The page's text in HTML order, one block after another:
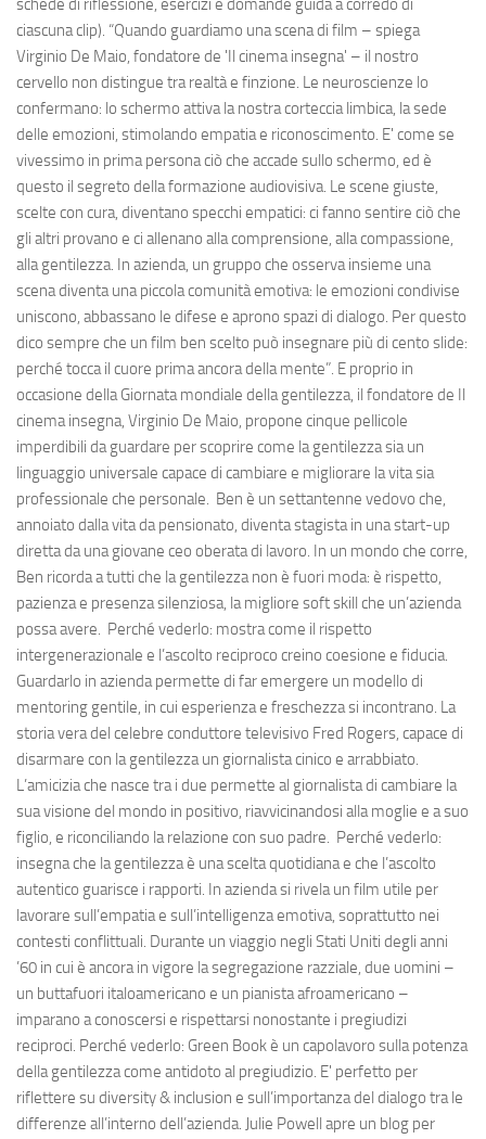
schede di riflessione, esercizi e domande guida a corredo di
ciascuna clip). “Quando guardiamo una scena di film – spiega
Virginio De Maio, fondatore de 'Il cinema insegna' – il nostro
cervello non distingue tra realtà e finzione. Le neuroscienze lo
confermano: lo schermo attiva la nostra corteccia limbica, la sede
delle emozioni, stimolando empatia e riconoscimento. E' come se
vivessimo in prima persona ciò che accade sullo schermo, ed è
questo il segreto della formazione audiovisiva. Le scene giuste,
scelte con cura, diventano specchi empatici: ci fanno sentire ciò che
gli altri provano e ci allenano alla comprensione, alla compassione,
alla gentilezza. In azienda, un gruppo che osserva insieme una
scena diventa una piccola comunità emotiva: le emozioni condivise
uniscono, abbassano le difese e aprono spazi di dialogo. Per questo
dico sempre che un film ben scelto può insegnare più di cento slide:
perché tocca il cuore prima ancora della mente”. E proprio in
occasione della Giornata mondiale della gentilezza, il fondatore de Il
cinema insegna, Virginio De Maio, propone cinque pellicole
imperdibili da guardare per scoprire come la gentilezza sia un
linguaggio universale capace di cambiare e migliorare la vita sia
professionale che personale. Ben è un settantenne vedovo che,
annoiato dalla vita da pensionato, diventa stagista in una start-up
diretta da una giovane ceo oberata di lavoro. In un mondo che corre,
Ben ricorda a tutti che la gentilezza non è fuori moda: è rispetto,
pazienza e presenza silenziosa, la migliore soft skill che un’azienda
possa avere. Perché vederlo: mostra come il rispetto
intergenerazionale e l’ascolto reciproco creino coesione e fiducia.
Guardarlo in azienda permette di far emergere un modello di
mentoring gentile, in cui esperienza e freschezza si incontrano. La
storia vera del celebre conduttore televisivo Fred Rogers, capace di
disarmare con la gentilezza un giornalista cinico e arrabbiato.
L’amicizia che nasce tra i due permette al giornalista di cambiare la
sua visione del mondo in positivo, riavvicinandosi alla moglie e a suo
figlio, e riconciliando la relazione con suo padre. Perché vederlo:
insegna che la gentilezza è una scelta quotidiana e che l’ascolto
autentico guarisce i rapporti. In azienda si rivela un film utile per
lavorare sull’empatia e sull’intelligenza emotiva, soprattutto nei
contesti conflittuali. Durante un viaggio negli Stati Uniti degli anni
’60 in cui è ancora in vigore la segregazione razziale, due uomini –
un buttafuori italoamericano e un pianista afroamericano –
imparano a conoscersi e rispettarsi nonostante i pregiudizi
reciproci. Perché vederlo: Green Book è un capolavoro sulla potenza
della gentilezza come antidoto al pregiudizio. E' perfetto per
riflettere su diversity & inclusion e sull’importanza del dialogo tra le
differenze all’interno dell’azienda. Julie Powell apre un blog per